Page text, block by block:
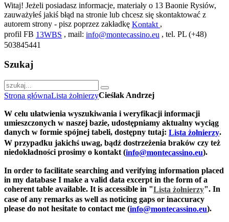
Witaj! Jeżeli posiadasz informacje, materiały o 13 Baonie Rysiów,
zauważyłeś jakiś błąd na stronie lub chcesz się skontaktować z
autorem strony - pisz poprzez zakładkę Kontakt ,
profil FB 13WBS , mail: info@montecassino.eu , tel. PL (+48)
503845441
Szukaj
Strona głównaLista żołnierzyCieślak Andrzej
W celu ułatwienia wyszukiwania i weryfikacji informacji
umieszczonych w naszej bazie, udostępniamy aktualny wyciąg
danych w formie spójnej tabeli, dostępny tutaj: Lista żołnierzy.
W przypadku jakichś uwag, bądź dostrzeżenia braków czy też
niedokładności prosimy o kontakt (info@montecassino.eu).
In order to facilitate searching and verifying information placed
in my database I make a valid data excerpt in the form of a
coherent table available. It is accessible in "Lista żołnierzy". In
case of any remarks as well as noticing gaps or inaccuracy
please do not hesitate to contact me (info@montecassino.eu).